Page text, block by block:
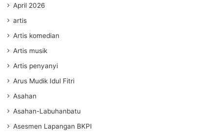
April 2026
artis
Artis komedian
Artis musik
Artis penyanyi
Arus Mudik Idul Fitri
Asahan
Asahan-Labuhanbatu
Asesmen Lapangan BKPI